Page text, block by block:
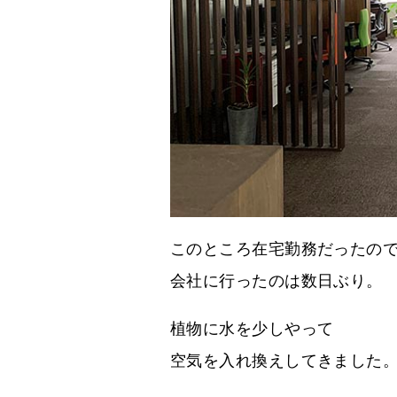
このところ在宅勤務だったの
会社に行ったのは数日ぶり。
植物に水を少しやって
空気を入れ換えしてきました